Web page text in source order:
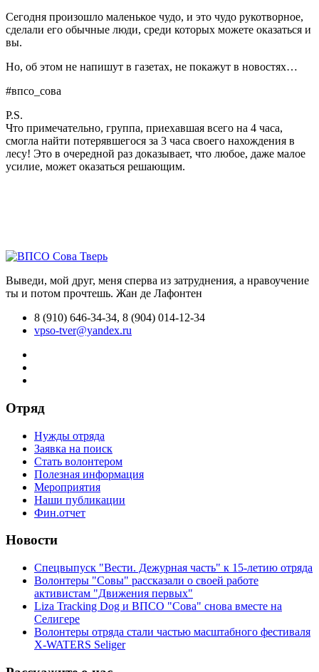
Сегодня произошло маленькое чудо, и это чудо рукотворное,
сделали его обычные люди, среди которых можете оказаться и
вы.
Но, об этом не напишут в газетах, не покажут в новостях…
#впсо_сова
P.S.
Что примечательно, группа, приехавшая всего на 4 часа,
смогла найти потерявшегося за 3 часа своего нахождения в
лесу! Это в очередной раз доказывает, что любое, даже малое
усилие, может оказаться решающим.
Выведи, мой друг, меня сперва из затруднения, а нравоучение
ты и потом прочтешь. Жан де Лафонтен
8 (910) 646-34-34, 8 (904) 014-12-34
vpso-tver@yandex.ru
Отряд
Нужды отряда
Заявка на поиск
Стать волонтером
Полезная информация
Мероприятия
Наши публикации
Фин.отчет
Новости
Спецвыпуск "Вести. Дежурная часть" к 15-летию отряда
Волонтеры "Совы" рассказали о своей работе
активистам "Движения первых"
Liza Tracking Dog и ВПСО "Сова" снова вместе на
Селигере
Волонтеры отряда стали частью масштабного фестиваля
X-WATERS Seliger